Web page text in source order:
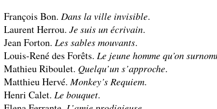
François Bon. Dans la ville invisible.
Laurent Herrou. Je suis un écrivain.
Jean Forton. Les sables mouvants.
Louis-René des Forêts. Le jeune homme qu’on
Mathieu Riboulet. Quelqu’un s’approche.
Matthieu Hervé.Monkey’s Requiem.
Henri Calet. Le bouquet.